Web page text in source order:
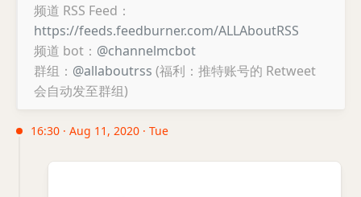
频道 RSS Feed：
https://feeds.feedburner.com/ALLAboutRSS
频道 bot： @channelmcbot
群组： @allaboutrss (福利：推特账号的 Retweet
会自动发至群组)
16:30 · Aug 11, 2020 · Tue